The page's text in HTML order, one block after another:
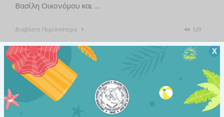
Βασίλη Οικονόμου και …
Διαβάστε Περισσότερα 129
Χ